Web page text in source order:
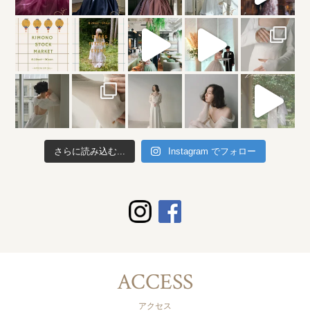
さらに読み込む... Instagram でフォロー
ACCESS
アクセス